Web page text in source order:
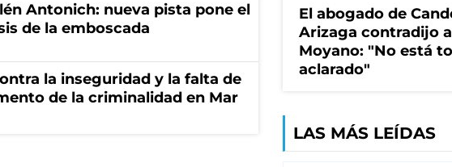
Antonich: nueva pista pone el
de la emboscada
la inseguridad y la falta de
de la criminalidad en Mar
El abogado de
Arizaga contradijo a
Moyano: "No está
aclarado"
LAS MÁS LEÍDAS